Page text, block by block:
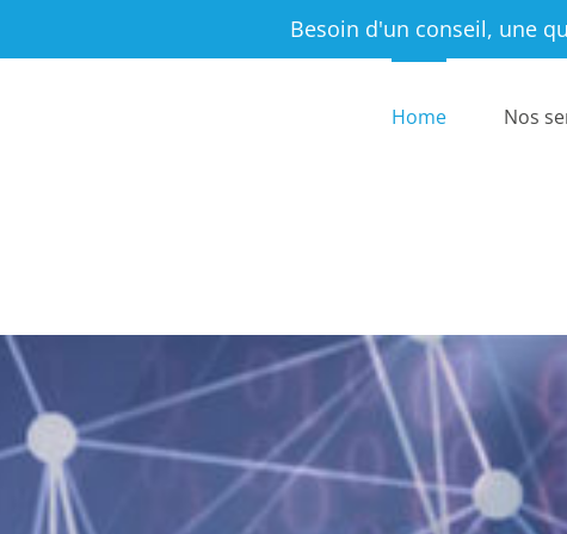
Besoin d'un conseil, une
Home Nos